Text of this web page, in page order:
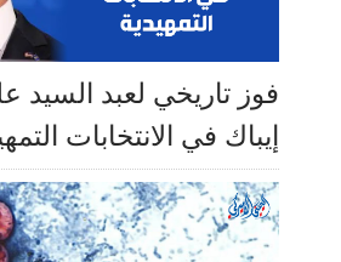
فوز تاريخي لعبد السيد
إيباك في الانتخابات